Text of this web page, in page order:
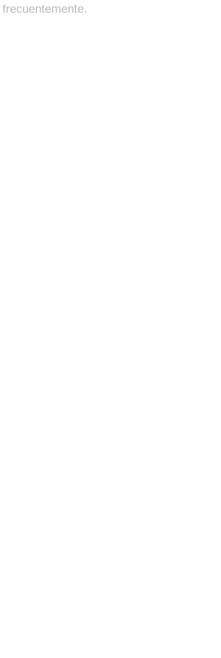
frecuentemente.